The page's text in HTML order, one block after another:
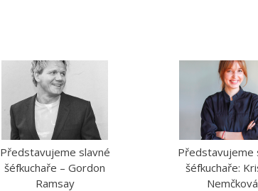
Představujeme slavné
šéfkuchaře – Gordon
Ramsay
Představujeme
šéfkuchaře:
Nemčková